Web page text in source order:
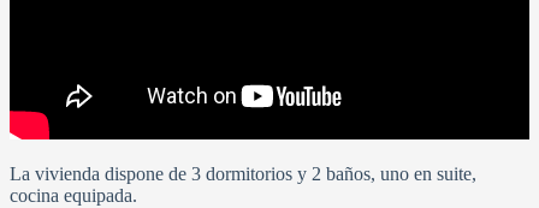
La vivienda dispone de 3 dormitorios y 2 baños, uno en suite,
cocina equipada.